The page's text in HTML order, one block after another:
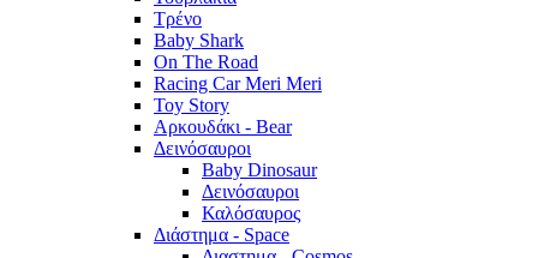
Τρένο
Baby Shark
On The Road
Racing Car Meri Meri
Toy Story
Αρκουδάκι - Bear
Δεινόσαυροι
Baby Dinosaur
Δεινόσαυροι
Καλόσαυρος
Διάστημα - Space